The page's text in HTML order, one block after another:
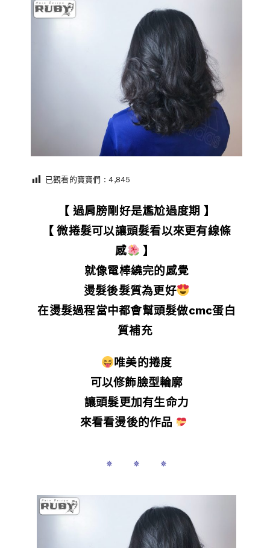
已觀看的寶寶們 :4,845
【 過肩膀剛好是尷尬過度期 】
【 微捲髮可以讓頭髮看以來更有線條
感
】
就像電棒繞完的感覺
燙髮後髮質為更好
在燙髮過程當中都會幫頭髮做cmc蛋白
質補充
唯美的捲度
可以修飾臉型輪廓
讓頭髮更加有生命力
來看看燙後的作品
✵ ✵ ✵